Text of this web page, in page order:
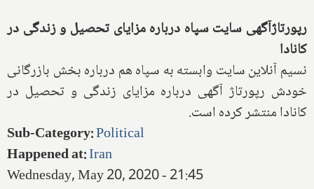
رپورتاژآگهی سایت سپاه درباره مزایای تحصیل و زندگی در
کانادا
نسیم آنلاین سایت وابسته به سپاه هم درباره بخش بازرگانی
خودش رپورتاژ آگهی درباره مزایای زندگی و تحصیل در
کانادا منتشر کرده است.
Sub-Category:Political
Happened at:Iran
Wednesday, May 20, 2020 - 21:45